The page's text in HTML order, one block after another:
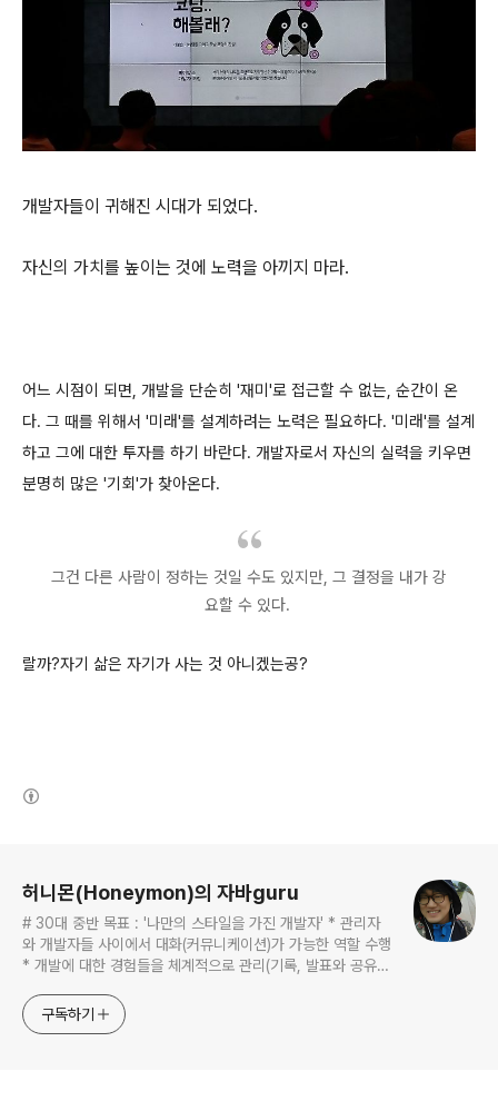
개발자들이 귀해진 시대가 되었다.
자신의 가치를 높이는 것에 노력을 아끼지 마라.
어느 시점이 되면, 개발을 단순히 '재미'로 접근할 수 없는, 순간이 온
다. 그 때를 위해서 '미래'를 설계하려는 노력은 필요하다. '미래'를 설계
하고 그에 대한 투자를 하기 바란다. 개발자로서 자신의 실력을 키우면
분명히 많은 '기회'가 찾아온다.
그건 다른 사람이 정하는 것일 수도 있지만, 그 결정을 내가 강
요할 수 있다.
랄까?자기 삶은 자기가 사는 것 아니겠는공?
허니몬(Honeymon)의 자바guru
# 30대 중반 목표 : '나만의 스타일을 가진 개발자' * 관리자
와 개발자들 사이에서 대화(커뮤니케이션)가 가능한 역할 수행
* 개발에 대한 경험들을 체계적으로 관리(기록, 발표와 공유)
누구나 들려봤을법한 그런 개발관련 파워블로거 를 목표로 블
로그를 재편하려고 하는 중
구독하기